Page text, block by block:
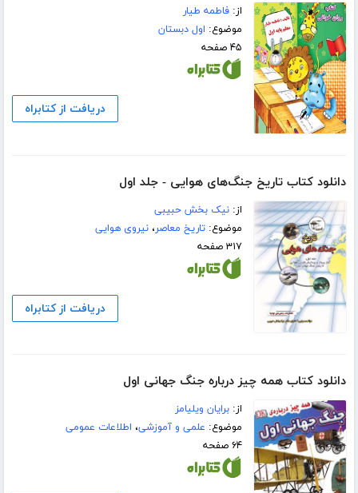
از:فاطمه طیار
موضوع: اول دبستان
۴۵ صفحه
دریافت از کتابراه
دانلود کتاب تاریخ جنگ‌های هوایی - جلد اول
از:نیک بخش حبیبی
موضوع:تاریخ معاصر،نیروی هوایی
۳۱۷ صفحه
دریافت از کتابراه
دانلود کتاب همه چیز درباره‌ جنگ جهانی اول
از:برایان ویلیامز
موضوع: علمی و آموزشی، اطلاعات عمومی
۶۴ صفحه